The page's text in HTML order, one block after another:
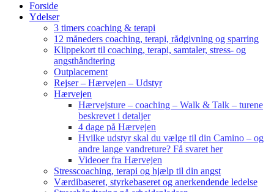
Forside
Ydelser
3 timers coaching & terapi
12 måneders coaching, terapi, rådgivning og sparring
Klippekort til coaching, terapi, samtaler, stress- og
angsthåndtering
Outplacement
Rejser – Hærvejen – Udstyr
Hærvejen
Hærvejsture – coaching – Walk & Talk – turene
beskrevet i detaljer
4 dage på Hærvejen
Hvilke udstyr skal du vælge til din Camino – og
andre lange vandreture? Få svaret her
Videoer fra Hærvejen
Stresscoaching, terapi og hjælp til din angst
Værdibaseret, styrkebaseret og anerkendende ledelse